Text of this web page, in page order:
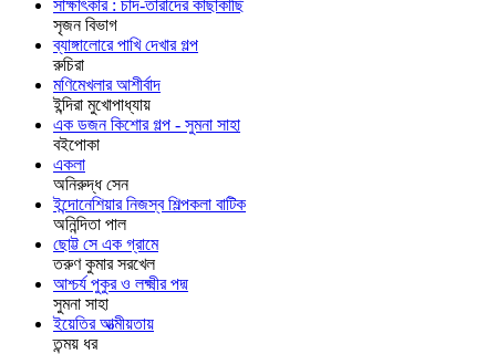
সাক্ষাৎকার : চাঁদ-তারাদের কাছাকাছি
সৃজন বিভাগ
ব্যাঙ্গালোরে পাখি দেখার গল্প
রুচিরা
মণিমেখলার আশীর্বাদ
ইন্দিরা মুখোপাধ্যায়
এক ডজন কিশোর গল্প - সুমনা সাহা
বইপোকা
একলা
অনিরুদ্ধ সেন
ইন্দোনেশিয়ার নিজস্ব শিল্পকলা বাটিক
অনিন্দিতা পাল
ছোট্ট সে এক গ্রামে
তরুণ কুমার সরখেল
আশ্চর্য পুকুর ও লক্ষ্মীর পদ্ম
সুমনা সাহা
ইয়েতির আত্মীয়তায়
তন্ময় ধর